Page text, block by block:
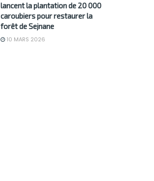
lancent la plantation de 20 000
caroubiers pour restaurer la
forêt de Sejnane
10 MARS 2026